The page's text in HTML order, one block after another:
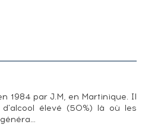
1984 par J.M, en Martinique. Il
élevé (50%) là où les